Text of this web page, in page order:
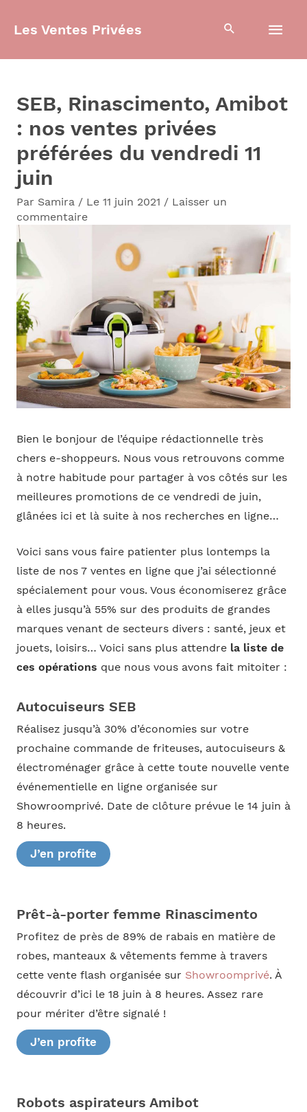
Les Ventes Privées
SEB, Rinascimento, Amibot
: nos ventes privées
préférées du vendredi 11
juin
Par Samira / Le 11 juin 2021 / Laisser un
commentaire
Bien le bonjour de l’équipe rédactionnelle très
chers e-shoppeurs. Nous vous retrouvons comme
à notre habitude pour partager à vos côtés sur les
meilleures promotions de ce vendredi de juin,
glânées ici et là suite à nos recherches en ligne…
Voici sans vous faire patienter plus lontemps la
liste de nos 7 ventes en ligne que j’ai sélectionné
spécialement pour vous. Vous économiserez grâce
à elles jusqu’à 55% sur des produits de grandes
marques venant de secteurs divers : santé, jeux et
jouets, loisirs… Voici sans plus attendre la liste de
ces opérations que nous vous avons fait mitoiter :
Autocuiseurs SEB
Réalisez jusqu’à 30% d’économies sur votre
prochaine commande de friteuses, autocuiseurs &
électroménager grâce à cette toute nouvelle vente
événementielle en ligne organisée sur
Showroomprivé. Date de clôture prévue le 14 juin à
8 heures.
J’en profite
Prêt-à-porter femme Rinascimento
Profitez de près de 89% de rabais en matière de
robes, manteaux & vêtements femme à travers
cette vente flash organisée sur Showroomprivé. À
découvrir d’ici le 18 juin à 8 heures. Assez rare
pour mériter d’être signalé !
J’en profite
Robots aspirateurs Amibot